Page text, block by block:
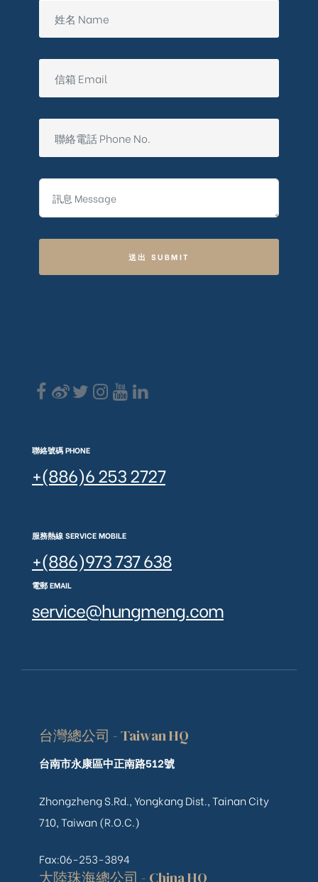
送出 SUBMIT
聯絡號碼 PHONE
+(886)6 253 2727
服務熱線 SERVICE MOBILE
+(886)973 737 638
電郵 EMAIL
service@hungmeng.com
台灣總公司 - Taiwan HQ
台南市永康區中正南路512號
Zhongzheng S.Rd., Yongkang Dist., Tainan City
710, Taiwan (R.O.C.)
Fax:06-253-3894
大陸珠海總公司 - China HQ